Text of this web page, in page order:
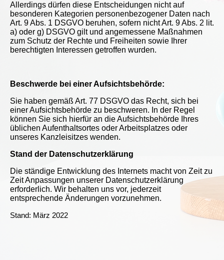
Allerdings dürfen diese Entscheidungen nicht auf
besonderen Kategorien personenbezogener Daten nach
Art. 9 Abs. 1 DSGVO beruhen, sofern nicht Art. 9 Abs. 2 lit.
a) oder g) DSGVO gilt und angemessene Maßnahmen
zum Schutz der Rechte und Freiheiten sowie Ihrer
berechtigten Interessen getroffen wurden.
Beschwerde bei einer Aufsichtsbehörde:
Sie haben gemäß Art. 77 DSGVO das Recht, sich bei
einer Aufsichtsbehörde zu beschweren. In der Regel
können Sie sich hierfür an die Aufsichtsbehörde Ihres
üblichen Aufenthaltsortes oder Arbeitsplatzes oder
unseres Kanzleisitzes wenden.
Stand der Datenschutzerklärung
Die ständige Entwicklung des Internets macht von Zeit zu
Zeit Anpassungen unserer Datenschutzerklärung
erforderlich. Wir behalten uns vor, jederzeit
entsprechende Änderungen vorzunehmen.
Stand: März 2022